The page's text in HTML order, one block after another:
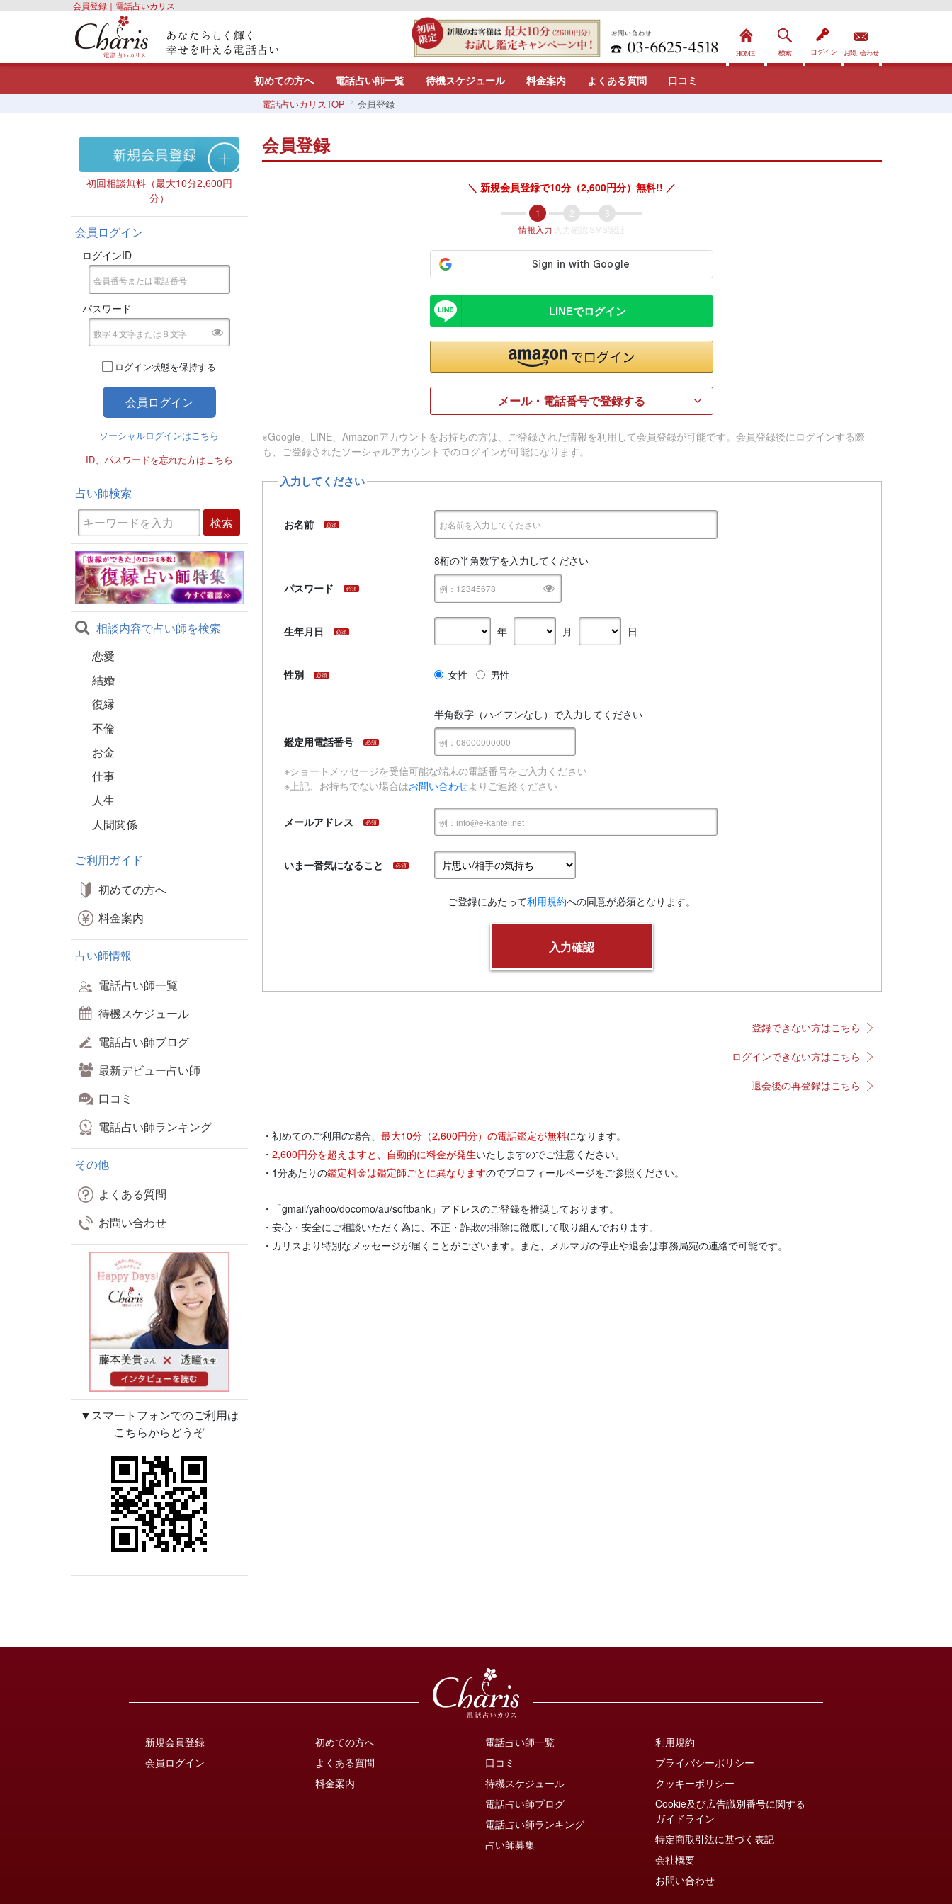
会員登録｜電話占いカリス
初めての方へ 電話占い師一覧 待機スケジュール 料金案内 よくある質問 口コミ
電話占いカリスTOP 会員登録
初回相談無料（最大10分2,600円
分）
会員ログイン
ログインID
パスワード
ログイン状態を保持する
ソーシャルログインはこちら
ID、パスワードを忘れた方はこちら
占い師検索
相談内容で占い師を検索
恋愛
結婚
復縁
不倫
お金
仕事
人生
人間関係
ご利用ガイド
初めての方へ
料金案内
占い師情報
電話占い師一覧
待機スケジュール
電話占い師ブログ
最新デビュー占い師
口コミ
電話占い師ランキング
その他
よくある質問
お問い合わせ
▼スマートフォンでのご利用は
こちらからどうぞ
会員登録
＼ 新規会員登録で10分（2,600円分）無料!! ／
情報入力 入力確認 SMS認証
LINEでログイン
メール・電話番号で登録する
※Google、LINE、Amazonアカウントをお持ちの方は、ご登録された情報を利用して会員登録が可能です。会員登録後にログインする際
も、ご登録されたソーシャルアカウントでのログインが可能になります。
入力してください
お名前 必須
パスワード 必須
8桁の半角数字を入力してください
生年月日 必須 年 月 日
性別 必須 女性 男性
鑑定用電話番号 必須
半角数字（ハイフンなし）で入力してください
※ショートメッセージを受信可能な端末の電話番号をご入力ください
※上記、お持ちでない場合はお問い合わせよりご連絡ください
メールアドレス 必須
いま一番気になること 必須
ご登録にあたって利用規約への同意が必須となります。
登録できない方はこちら
ログインできない方はこちら
退会後の再登録はこちら
・初めてのご利用の場合、 最大10分（2,600円分）の電話鑑定が無料になります。
・ 2,600円分を超えますと、自動的に料金が発生いたしますのでご注意ください。
・1分あたりの鑑定料金は鑑定師ごとに異なりますのでプロフィールページをご参照ください。
・「gmail/yahoo/docomo/au/softbank」アドレスのご登録を推奨しております。
・安心・安全にご相談いただく為に、不正・詐欺の排除に徹底して取り組んでおります。
・カリスより特別なメッセージが届くことがございます。また、メルマガの停止や退会は事務局宛の連絡で可能です。
新規会員登録
会員ログイン
初めての方へ
よくある質問
料金案内
電話占い師一覧
口コミ
待機スケジュール
電話占い師ブログ
電話占い師ランキング
占い師募集
利用規約
プライバシーポリシー
クッキーポリシー
Cookie及び広告識別番号に関する
ガイドライン
特定商取引法に基づく表記
会社概要
お問い合わせ